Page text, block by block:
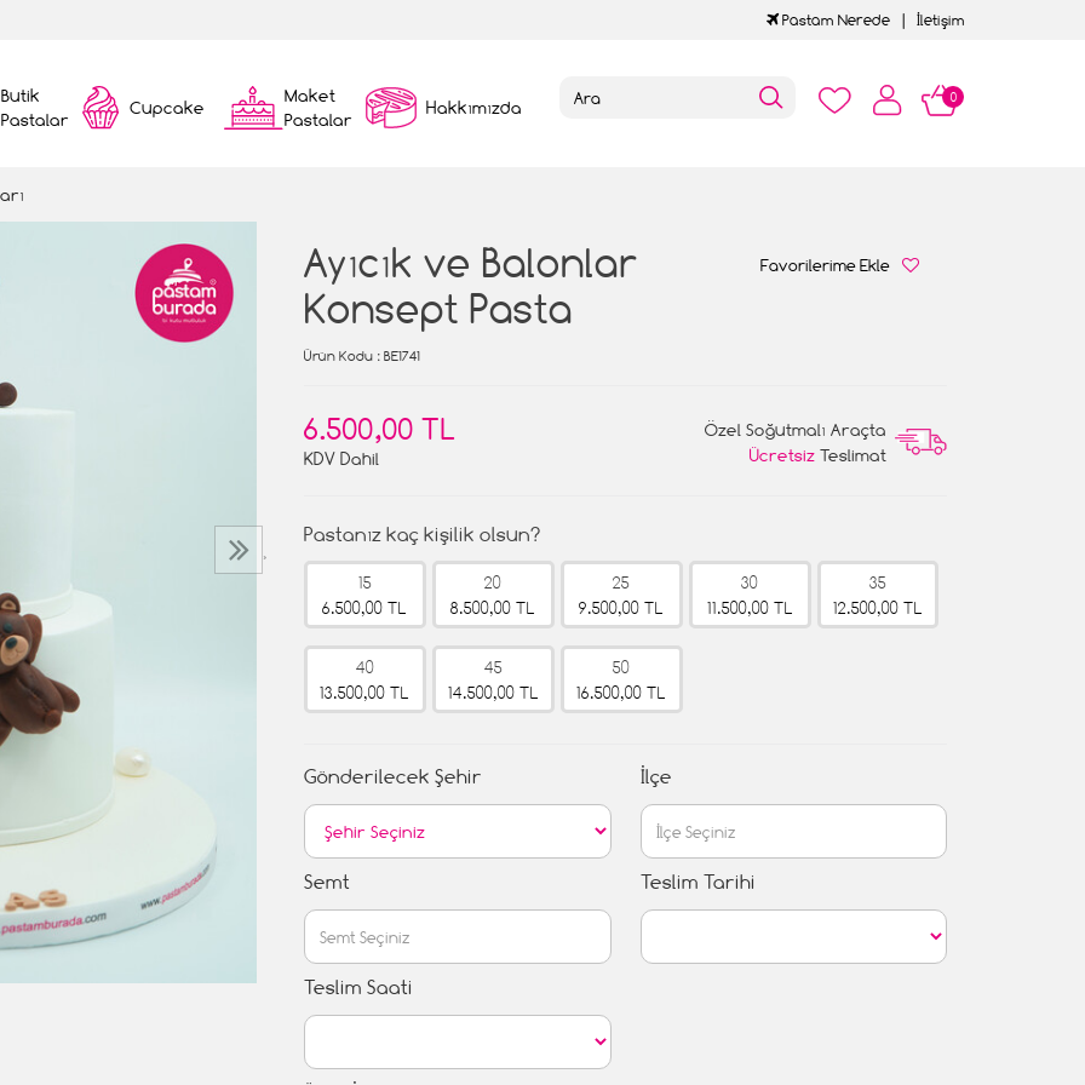
Pastam Nerede İletişim
Butik
Pastalar
Cupcake
Maket
Pastalar
Hakkımızda 0
›
Ayıcık ve Balonlar
Konsept Pasta
Favorilerime Ekle
Ürün Kodu : BE1741
6.500,00 TL
KDV Dahil
Özel Soğutmalı Araçta
Ücretsiz Teslimat
Pastanız kaç kişilik olsun?
15
6.500,00 TL
20
8.500,00 TL
25
9.500,00 TL
30
11.500,00 TL
35
12.500,00 TL
40
13.500,00 TL
45
14.500,00 TL
50
16.500,00 TL
Gönderilecek Şehir İlçe
Semt Teslim Tarihi
Teslim Saati